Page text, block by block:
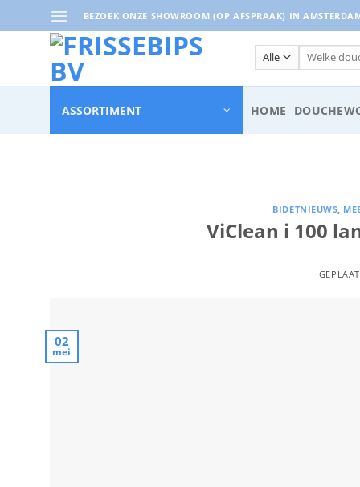
naar
BEZOEK ONZE SHOWROOM (OP AFSPRAAK) IN
Zoeken
ASSORTIMENT HOME
BIDETNIEUWS
ViClean i 100
02
mei